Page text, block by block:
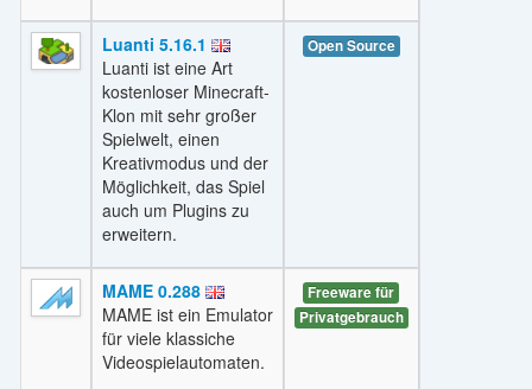
Luanti 5.16.1
Luanti ist eine Art
kostenloser Minecraft-
Klon mit sehr großer
Spielwelt, einen
Kreativmodus und der
Möglichkeit, das Spiel
auch um Plugins zu
erweitern.
Open Source
MAME 0.288
MAME ist ein Emulator
für viele klassiche
Videospielautomaten.
Freeware für
Privatgebrauch